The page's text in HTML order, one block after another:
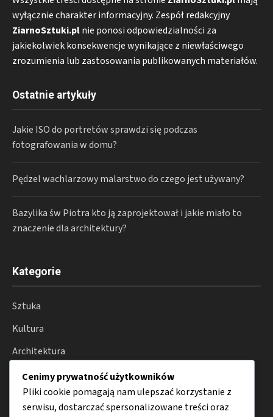
wyłącznie charakter informacyjny. Zespół redakcyjny
ZiarnoSztuki.plnie ponosi odpowiedzialności za
jakiekolwiek konsekwencje wynikające z niewłaściwego
zrozumienia lub zastosowania publikowanych materiałów.
Ostatnie artykuły
Jakie ISO do portretów sprawdzi się podczas
fotografowania w domu?
Pędzel wachlarzowy malarstwo do czego jest używany?
Bazylika św Piotra kto ją zaprojektował i jakie miało to
znaczenie dla architektury?
Kategorie
Sztuka
Kultura
Architektura
Fotografia
Moda
Cenimy prywatność użytkowników
Pliki cookie pomagają nam ulepszać korzystanie z
serwisu, dostarczać spersonalizowane treści oraz